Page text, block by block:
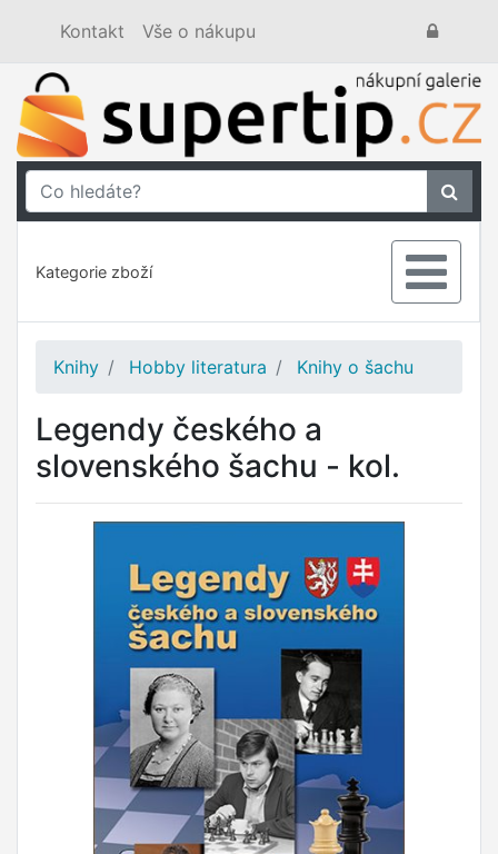
Kontakt Vše o nákupu
Kategorie zboží
Knihy Hobby literatura Knihy o šachu
Legendy českého a
slovenského šachu - kol.